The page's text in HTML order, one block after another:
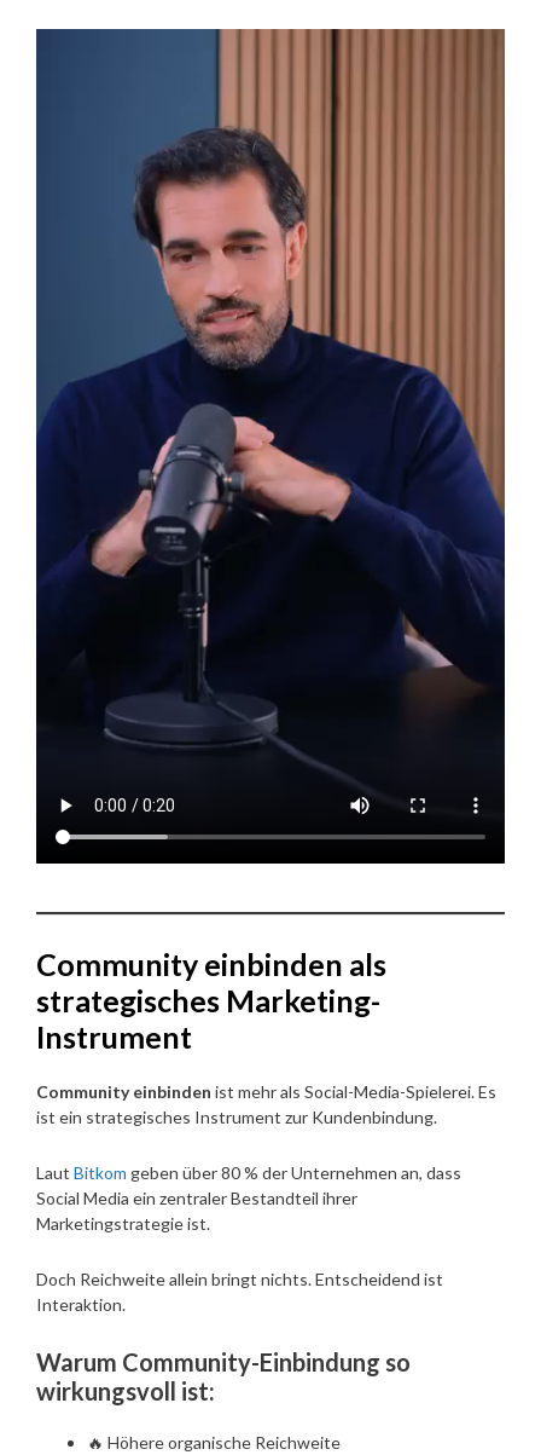
Community einbinden als
strategisches Marketing-
Instrument
Community einbinden ist mehr als Social-Media-Spielerei. Es
ist ein strategisches Instrument zur Kundenbindung.
Laut Bitkom geben über 80 % der Unternehmen an, dass
Social Media ein zentraler Bestandteil ihrer
Marketingstrategie ist.
Doch Reichweite allein bringt nichts. Entscheidend ist
Interaktion.
Warum Community-Einbindung so
wirkungsvoll ist:
🔥 Höhere organische Reichweite